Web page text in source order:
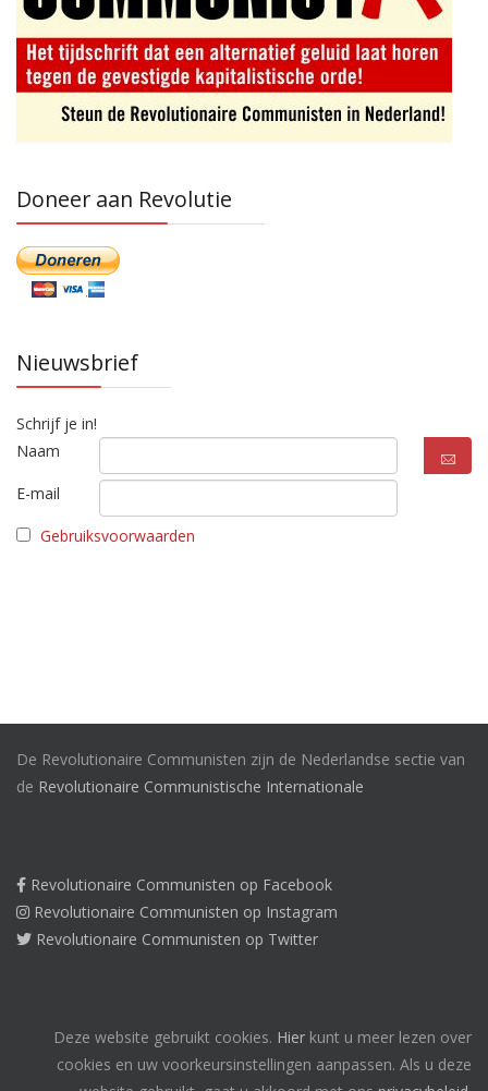
Doneer aan Revolutie
Nieuwsbrief
Schrijf je in!
Naam
E-mail
Gebruiksvoorwaarden
De Revolutionaire Communisten zijn de Nederlandse sectie van
de Revolutionaire Communistische Internationale
Revolutionaire Communisten op Facebook
Revolutionaire Communisten op Instagram
Revolutionaire Communisten op Twitter
Deze website gebruikt cookies. Hier kunt u meer lezen over
cookies en uw voorkeursinstellingen aanpassen. Als u deze